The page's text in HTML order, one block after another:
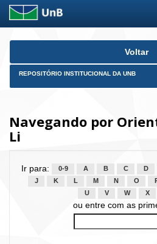
Skip
Voltar
REPOSITÓRIO INSTITUCIONAL DA UNB
Navegando por
Li
Ir para: 0-9 A B C D
J
K L M N O
U
V W X
ou entre com as